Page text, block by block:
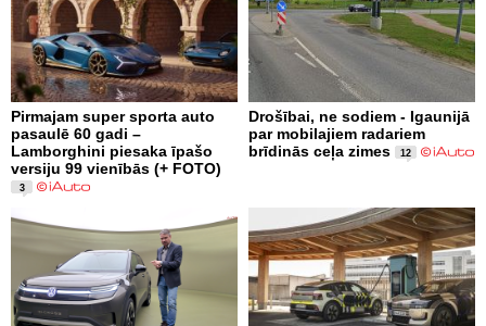
Pirmajam super sporta auto
pasaulē 60 gadi –
Lamborghini piesaka īpašo
versiju 99 vienībās (+ FOTO)
3
Drošībai, ne sodiem - Igaunijā
par mobilajiem radariem
brīdinās ceļa zimes
12